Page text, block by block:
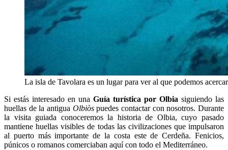
La isla de Tavolara es un lugar para ver al que podemos
Si estás interesado en una Guía turística por Olbia siguiendo las
huellas de la antigua Olbiòspuedes contactar con nosotros. Durante
la visita guiada conoceremos la historia de Olbia, cuyo pasado
mantiene huellas visibles de todas las civilizaciones que impulsaron
al puerto más importante de la costa este de Cerdeña. Fenicios,
púnicos o romanos comerciaban aquí con todo el Mediterráneo.